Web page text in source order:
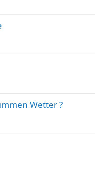
Wetter ?